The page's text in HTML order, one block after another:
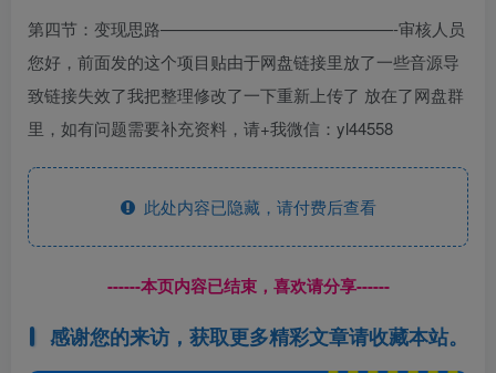
第四节：变现思路——————————————-审核人员
您好，前面发的这个项目贴由于网盘链接里放了一些音源导
致链接失效了我把整理修改了一下重新上传了 放在了网盘群
里，如有问题需要补充资料，请+我微信：yl44558
此处内容已隐藏，请付费后查看
------本页内容已结束，喜欢请分享------
感谢您的来访，获取更多精彩文章请收藏本站。